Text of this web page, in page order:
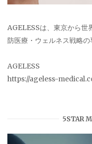
AGELESSは、東京から世
防医療・ウェルネス戦略の
AGELESS
https://ageless-
5STAR